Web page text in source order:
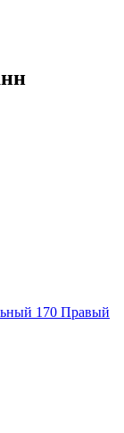
170 Правый